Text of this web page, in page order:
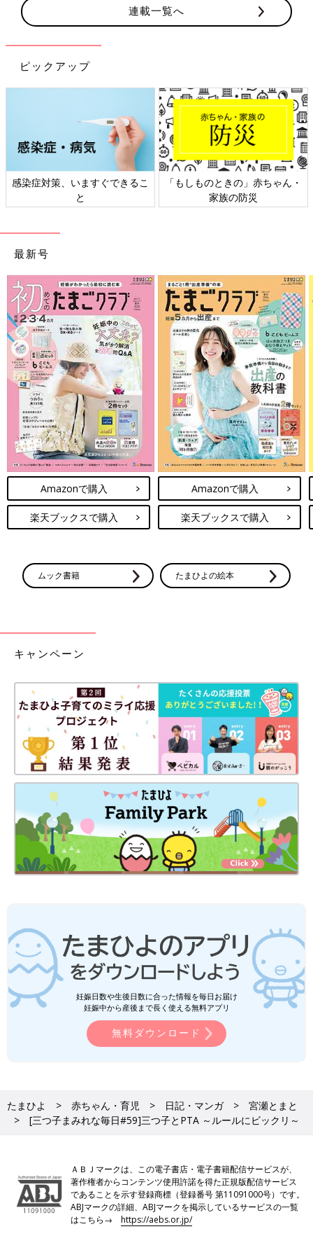
連載一覧へ
ピックアップ
きるこ
「もしものときの」赤ちゃん・
日本外来小児科学会リ
ト検討会
最新号
Amazonで購入
楽天ブックスで購入
Amazonで購入
楽天ブックスで購入
ムック書籍 たまひよの絵本
キャンペーン
妊娠日数や生後日数に合った情報を毎日お届け
妊娠中から産後まで長く使える無料アプリ
無料ダウンロード
たまひよ 赤ちゃん・育児 日記・マンガ
宮瀬とまと
[三つ子まみれな毎日#59]三つ子とPTA ～ルールにビックリ～
ＡＢＪマークは、この電子書店・電子書籍配信サービスが、
著作権者からコンテンツ使用許諾を得た正規版配信サービス
であることを示す登録商標（登録番号 第11091000号）です。
ABJマークの詳細、ABJマークを掲示しているサービスの一覧
はこちら→https://aebs.or.jp/